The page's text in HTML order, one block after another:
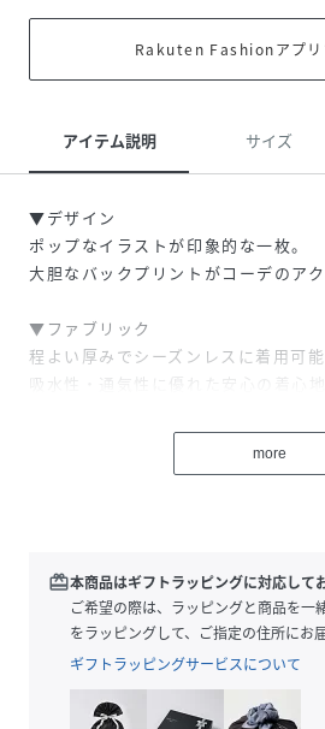
Rakuten Fashionアプリ
アイテム説明 サイズ
▼デザイン
ポップなイラストが印象的な一枚。
大胆なバックプリントがコーデのアク
▼ファブリック
程よい厚みでシーズンレスに着用可
吸水性・通気性に優れた安心の着心
ちろん、ワイドパンツと合わせた旬
似合います。【MarkGonzalesマー
レジェンドスケーターマーク・ゴン
(MARKGONZALES)が自身の名前を
「MarkGonzales」。様々な絵の具
コラージュ、独特の間違ったスペル
more
redeem本商品はギフトラッピングに対応して
ご希望の際は、ラッピングと商品を一
をラッピングして、ご指定の住所にお
ギフトラッピングサービスについて